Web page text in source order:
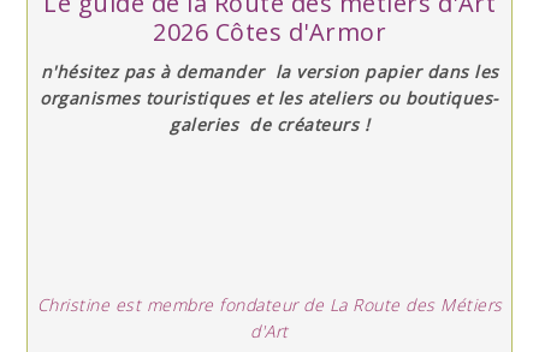
2026 Côtes d'Armor
n'hésitez pas à demander la version papier dans les
organismes touristiques et les ateliers ou boutiques-
galeries de créateurs !
Christine est membre fondateur de La Route des Métiers
d'Art